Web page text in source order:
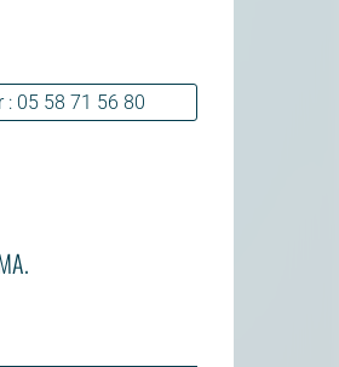
: 05 58 71 56 80